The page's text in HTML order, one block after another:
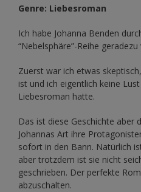
Genre: Liebesroman
Ich habe Johanna Benden
“Nebelsphäre”-Reihe geradezu
Zuerst war ich etwas
ist und ich eigentlich keine
Liebesroman hatte.
Das ist diese Geschichte aber
Johannas Art ihre
sofort in den Bann. Natürlich
aber trotzdem ist sie nicht
geschrieben. Der perfekte
abzuschalten.